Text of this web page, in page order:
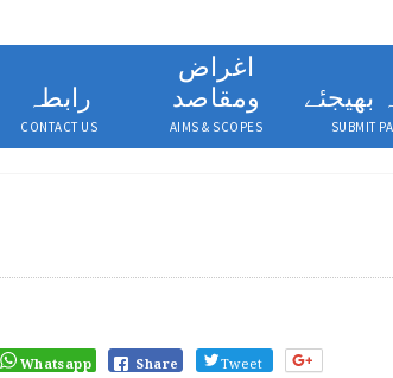
رابطہ
CONTACT US
اغراض
ومقاصد
AIMS & SCOPES
بھیجئے
SUBMIT
Whatsapp Share Tweet